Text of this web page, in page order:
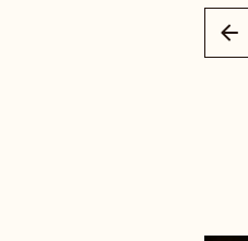
arrow_left